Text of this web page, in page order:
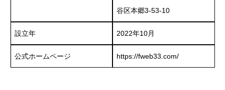
谷区本郷3-53-10
設立年 2022年10月
公式ホームページ https://fweb33.com/